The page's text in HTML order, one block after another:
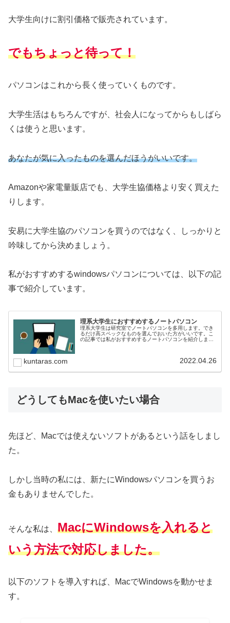
大学生向けに割引価格で販売されています。
でもちょっと待って！
パソコンはこれから長く使っていくものです。
大学生活はもちろんですが、社会人になってからもしばら
くは使うと思います。
あなたが気に入ったものを選んだほうがいいです。
Amazonや家電量販店でも、大学生協価格より安く買えた
りします。
安易に大学生協のパソコンを買うのではなく、しっかりと
吟味してから決めましょう。
私がおすすめするwindowsパソコンについては、以下の記
事で紹介しています。
理系大学生におすすめするノートパソコン
理系大学生は研究室でノートパソコンを多用します。でき
るだけ高スペックなものを選んでおいた方がいいです。こ
の記事では私がおすすめするノートパソコンを紹介しま
kuntaras.com 2022.04.26
どうしてもMacを使いたい場合
先ほど、Macでは使えないソフトがあるという話をしまし
た。
しかし当時の私には、新たにWindowsパソコンを買うお
金もありませんでした。
そんな私は、 MacにWindowsを入れると
いう方法で対応しました。
以下のソフトを導入すれば、MacでWindowsを動かせま
す。